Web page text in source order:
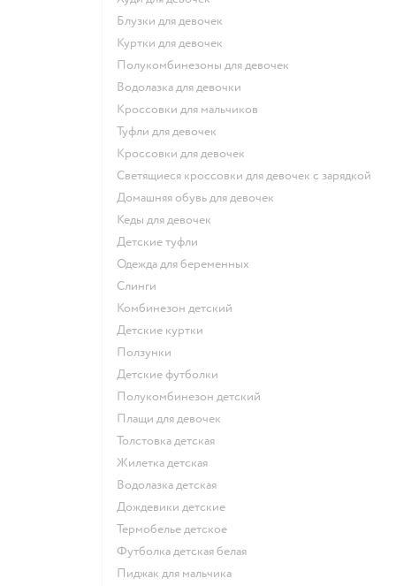
Блузки для девочек
Куртки для девочек
Полукомбинезоны для девочек
Водолазка для девочки
Кроссовки для мальчиков
Туфли для девочек
Кроссовки для девочек
Светящиеся кроссовки для девочек с зарядкой
Домашняя обувь для девочек
Кеды для девочек
Детские туфли
Одежда для беременных
Слинги
Комбинезон детский
Детские куртки
Ползунки
Детские футболки
Полукомбинезон детский
Плащи для девочек
Толстовка детская
Жилетка детская
Водолазка детская
Дождевики детские
Термобелье детское
Футболка детская белая
Пиджак для мальчика